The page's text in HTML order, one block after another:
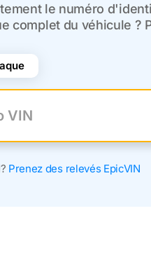
le numéro
complet du véhicule ?
Prenez des relevés EpicVIN